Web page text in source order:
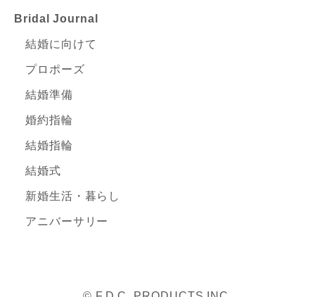
Bridal Journal
結婚に向けて
プロポーズ
結婚準備
婚約指輪
結婚指輪
結婚式
新婚生活・暮らし
アニバーサリー